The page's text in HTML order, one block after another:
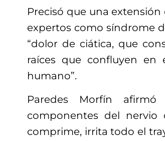
Precisó que una
expertos como síndrome
“dolor de ciática, que
raíces que confluyen en
humano”.
Paredes Morfín
componentes del nervio
comprime, irrita todo el